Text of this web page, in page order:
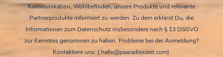
Kommunikation, Wohlbefinden, unsere Produkte und relevante
Partnerprodukte informiert zu werden. Zu dem erklärst Du, die
Informationen zum Datenschutz insbesondere nach § 13 DSGVO
zur Kenntnis genommen zu haben. Probleme bei der Anmeldung?
Kontaktiere uns: [ hallo@paaradieszeit.com].